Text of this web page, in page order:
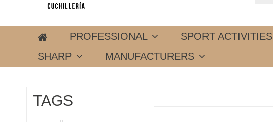
PROFESSIONAL SPORT ACTIVITIES
SHARP
MANUFACTURERS
TAGS